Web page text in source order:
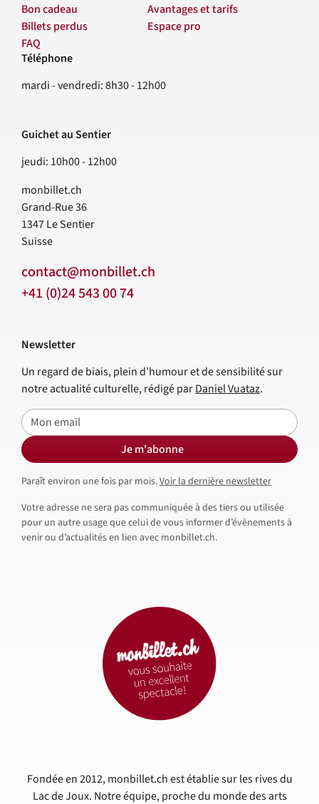
Bon cadeau
Billets perdus
FAQ
Avantages et tarifs
Espace pro
Contact
Téléphone
mardi - vendredi: 8h30 - 12h00
Guichet au Sentier
jeudi: 10h00 - 12h00
monbillet.ch
Grand-Rue 36
1347Le Sentier
Suisse
contact@monbillet.ch
+41 (0)24 543 00 74
Fondée en 2012, monbillet.ch est établie sur les rives du
Lac de Joux. Notre équipe, proche du monde des arts
Newsletter
Un regard de biais, plein d’humour et de sensibilité sur
notre actualité culturelle, rédigé parDaniel Vuataz.
E-mail
Je m'abonne
Paraît environ une fois par mois.Voir la dernière newsletter
Votre adresse ne sera pas communiquée à des tiers ou utilisée
pour un autre usage que celui de vous informer d’évènements à
venir ou d’actualités en lien avec monbillet.ch.